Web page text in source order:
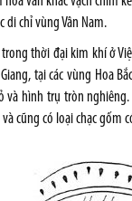
di chỉ vùng Vân Nam.
thời đại kim khí ở
tại các vùng Hoa
hình trụ tròn nghiêng.
cũng có loại chạc gốm